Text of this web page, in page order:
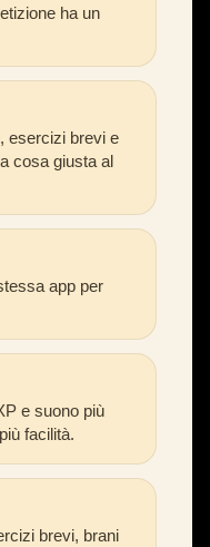
ha un
esercizi brevi e
cosa giusta al
app per
e suono più
facilità.
brevi, brani